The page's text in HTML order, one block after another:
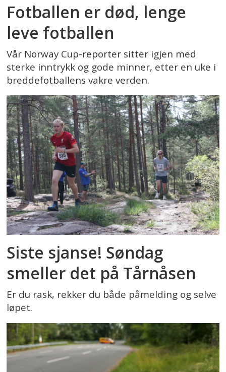
Fotballen er død, lenge
leve fotballen
Vår Norway Cup-reporter sitter igjen med
sterke inntrykk og gode minner, etter en uke i
breddefotballens vakre verden.
Siste sjanse! Søndag
smeller det på Tårnåsen
Er du rask, rekker du både påmelding og selve
løpet.